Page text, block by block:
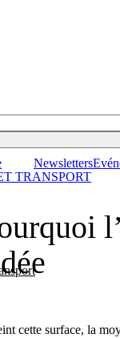
Newsletters
cette surface, la
TRANSPORT